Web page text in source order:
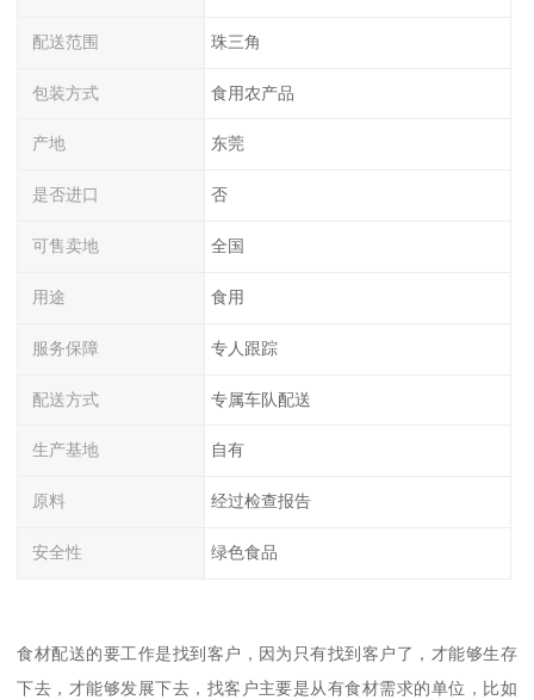
配送范围 珠三角
包装方式 食用农产品
产地 东莞
是否进口 否
可售卖地 全国
用途 食用
服务保障 专人跟踪
配送方式 专属车队配送
生产基地 自有
原料 经过检查报告
安全性 绿色食品
食材配送的要工作是找到客户，因为只有找到客户了，才能够生存
下去，才能够发展下去，找客户主要是从有食材需求的单位，比如